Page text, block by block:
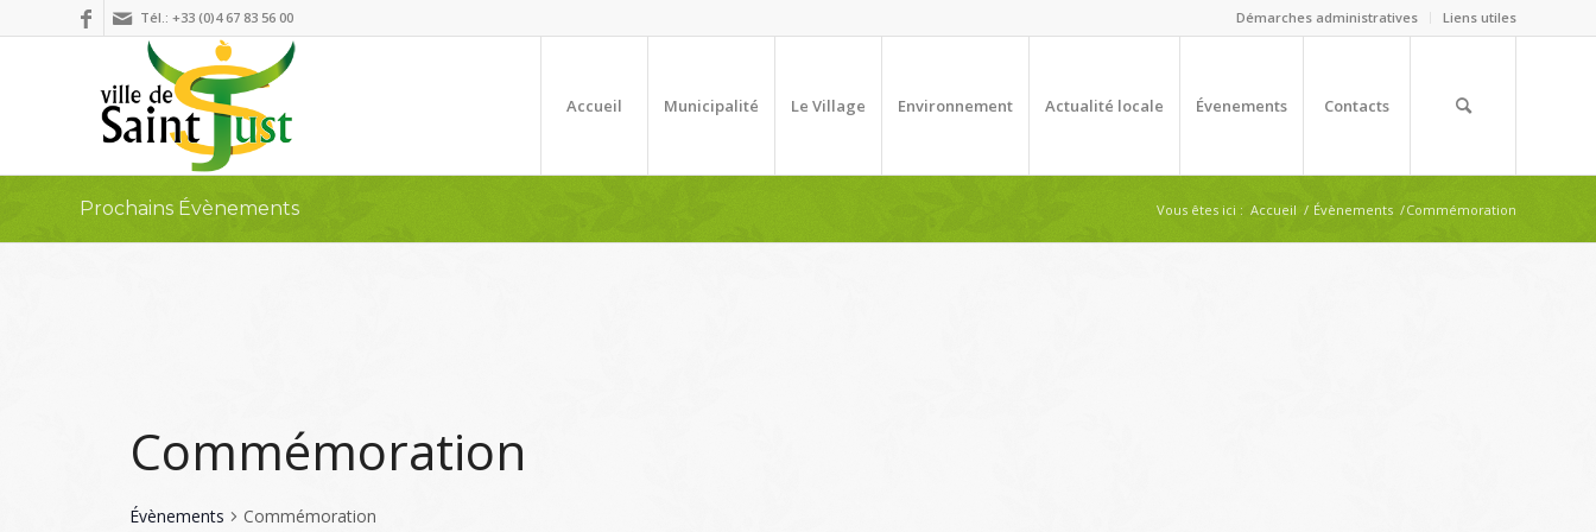
Démarches administratives Liens utiles
Tél.: +33 (0)4 67 83 56 00
Accueil Municipalité Le Village Environnement Actualité locale Évenements Contacts
Prochains Évènements Vous êtes ici : Accueil / Évènements /Commémoration
Commémoration
Évènements Commémoration